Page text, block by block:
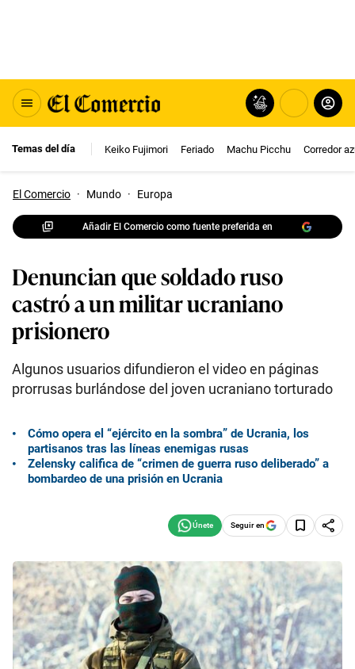
Temas del día Keiko Fujimori Feriado Machu Picchu Corredor
El Comercio · Mundo · Europa
Añadir El Comercio como fuente preferida en
Denuncian que soldado ruso
castró a un militar ucraniano
prisionero
Algunos usuarios difundieron el video en páginas
prorrusas burlándose del joven ucraniano torturado
Cómo opera el “ejército en la sombra” de Ucrania, los
partisanos tras las líneas enemigas rusas
Zelensky califica de “crimen de guerra ruso deliberado” a
bombardeo de una prisión en Ucrania
Seguir en